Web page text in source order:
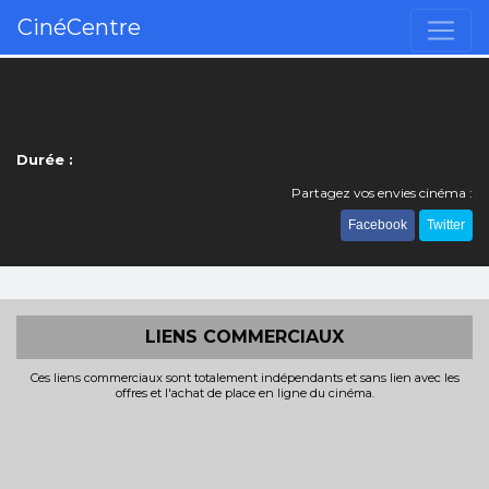
CinéCentre
Durée :
Partagez vos envies cinéma :
Facebook Twitter
LIENS COMMERCIAUX
Ces liens commerciaux sont totalement indépendants et sans lien avec les
offres et l'achat de place en ligne du cinéma.